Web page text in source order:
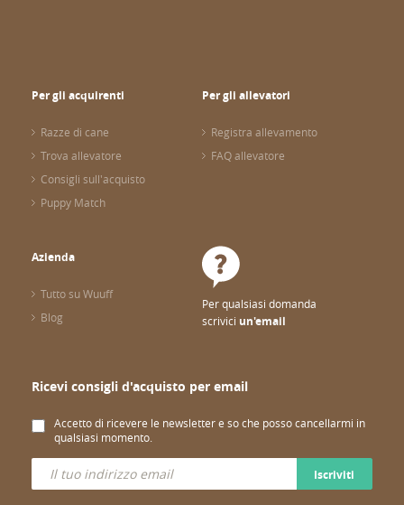
Per gli acquirenti
Razze di cane
Trova allevatore
Consigli sull'acquisto
Puppy Match
Per gli allevatori
Registra allevamento
FAQ allevatore
Azienda
Tutto su Wuuff
Blog
Per qualsiasi domanda
scrivici un'email
Ricevi consigli d'acquisto per email
Accetto di ricevere le newsletter e so che posso cancellarmi in
qualsiasi momento.
Iscriviti